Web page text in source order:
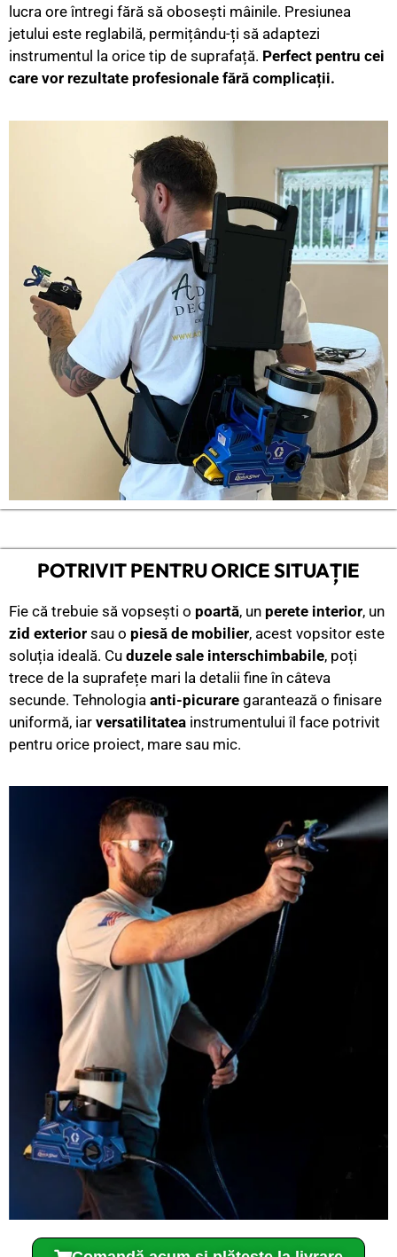
lucra ore întregi fără să obosești mâinile. Presiunea
jetului este reglabilă, permițându-ți să adaptezi
instrumentul la orice tip de suprafață. Perfect pentru cei
care vor rezultate profesionale fără complicații.
POTRIVIT PENTRU ORICE SITUAȚIE
Fie că trebuie să vopsești o poartă, un perete interior, un
zid exterior sau o piesă de mobilier, acest vopsitor este
soluția ideală. Cu duzele sale interschimbabile, poți
trece de la suprafețe mari la detalii fine în câteva
secunde. Tehnologia anti-picurare garantează o finisare
uniformă, iar versatilitatea instrumentului îl face potrivit
pentru orice proiect, mare sau mic.